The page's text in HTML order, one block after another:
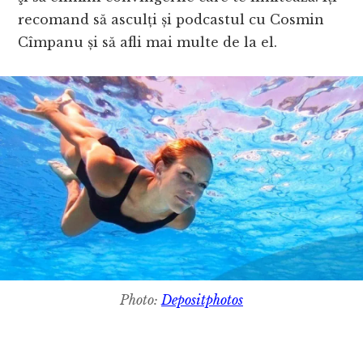
recomand să asculți și podcastul cu Cosmin
Cîmpanu și să afli mai multe de la el.
Photo:Depositphotos